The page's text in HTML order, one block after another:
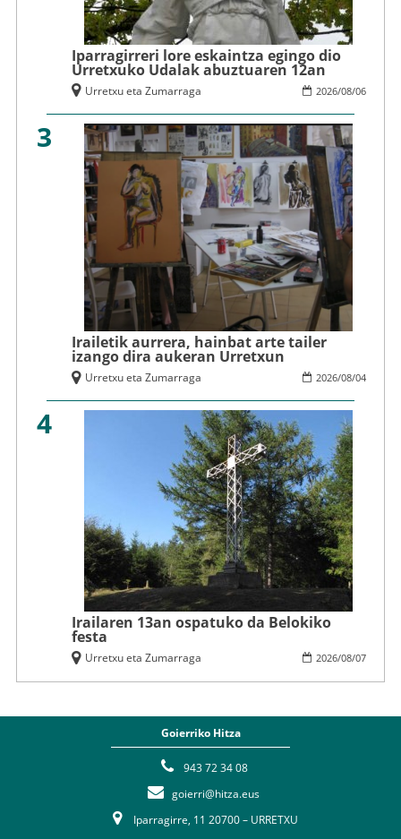
Iparragirreri lore eskaintza egingo dio
Urretxuko Udalak abuztuaren 12an
2026/08/06
Urretxu eta Zumarraga
3
Irailetik aurrera, hainbat arte tailer
izango dira aukeran Urretxun
2026/08/04
Urretxu eta Zumarraga
4
Irailaren 13an ospatuko da Belokiko
festa
2026/08/07
Urretxu eta Zumarraga
Goierriko Hitza
943 72 34 08
goierri@hitza.eus
Iparragirre, 11 20700 – URRETXU